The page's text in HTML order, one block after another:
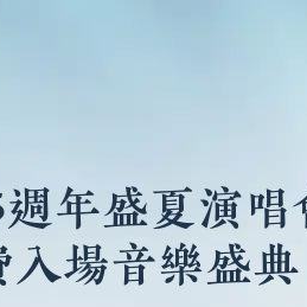
週年盛夏演
入場音樂盛典